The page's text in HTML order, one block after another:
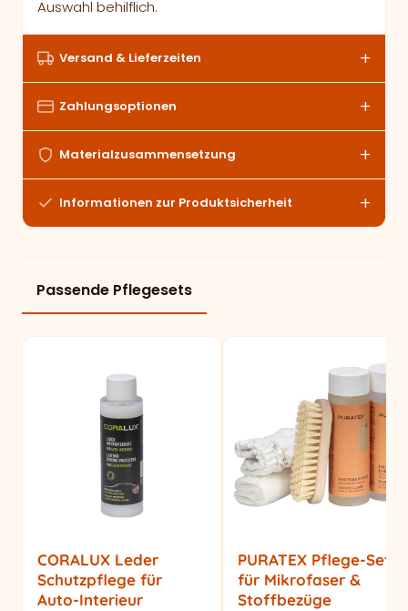
Auswahl behilflich.
Versand & Lieferzeiten
Zahlungsoptionen
Materialzusammensetzung
Informationen zur Produktsicherheit
Passende Pflegesets
CORALUX Leder
Schutzpflege für
Auto-Interieur
PURATEX Pflege-Set
für Mikrofaser &
Stoffbezüge